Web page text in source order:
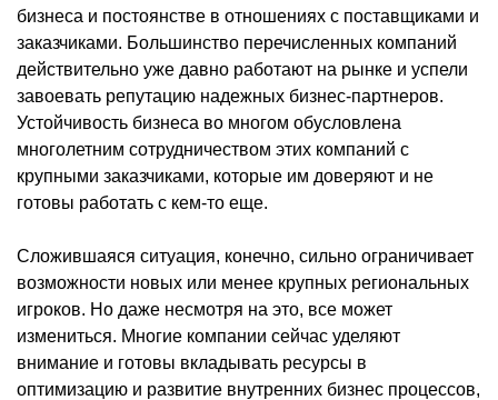
бизнеса и постоянстве в отношениях с поставщиками и
заказчиками. Большинство перечисленных компаний
действительно уже давно работают на рынке и успели
завоевать репутацию надежных бизнес-партнеров.
Устойчивость бизнеса во многом обусловлена
многолетним сотрудничеством этих компаний с
крупными заказчиками, которые им доверяют и не
готовы работать с кем-то еще.
Сложившаяся ситуация, конечно, сильно ограничивает
возможности новых или менее крупных региональных
игроков. Но даже несмотря на это, все может
измениться. Многие компании сейчас уделяют
внимание и готовы вкладывать ресурсы в
оптимизацию и развитие внутренних бизнес процессов,